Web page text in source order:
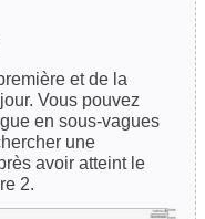
et de la
Vous pouvez
en sous-vagues
une
avoir atteint le
2.